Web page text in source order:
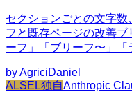
セクションごとの文字
フと既存ページの改善
ーフ」「ブリーフ〜」「
byAgriciDaniel
ALSEL独自Anthropic